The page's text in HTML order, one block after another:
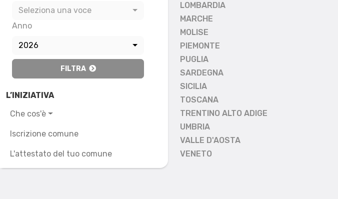
Seleziona una voce
Anno
2026
FILTRA
L’INIZIATIVA
Che cos'è
Iscrizione comune
L'attestato del tuo comune
LOMBARDIA
MARCHE
MOLISE
PIEMONTE
PUGLIA
SARDEGNA
SICILIA
TOSCANA
TRENTINO ALTO ADIGE
UMBRIA
VALLE D'AOSTA
VENETO